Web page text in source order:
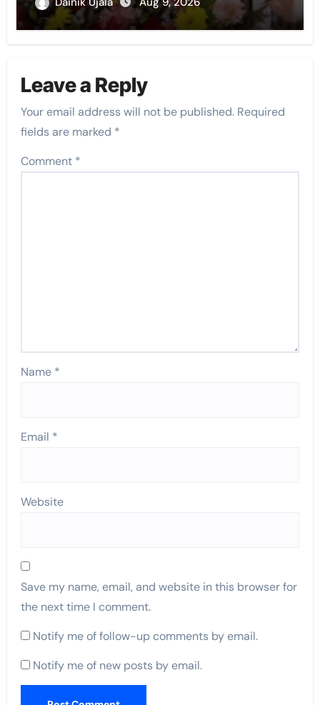
Leave a Reply
Your email address will not be published. Required
fields are marked *
Comment *
Name *
Email *
Website
Save my name, email, and website in this browser for
the next time I comment.
Notify me of follow-up comments by email.
Notify me of new posts by email.